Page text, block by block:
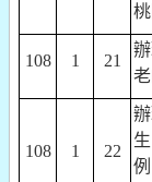
108 1 21
108 1 22